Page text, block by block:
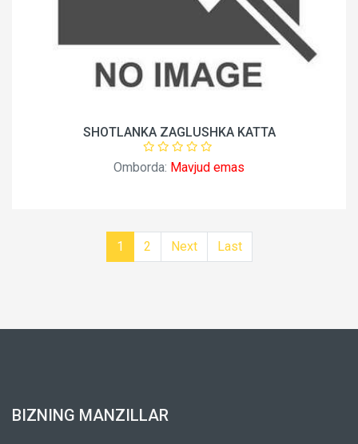
SHOTLANKA ZAGLUSHKA KATTA
Omborda: Mavjud emas
1 2 Next Last
BIZNING MANZILLAR